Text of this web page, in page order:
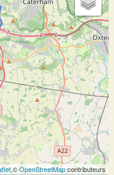
,©OpenStreetMapcontributeurs